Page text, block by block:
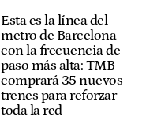
Esta es la línea del
metro de Barcelona
con la frecuencia de
paso más alta: TMB
comprará 35 nuevos
trenes para reforzar
toda la red